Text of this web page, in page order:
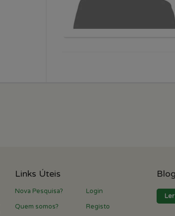
Links Úteis
Nova Pesquisa?
Quem somos?
Login
Registo